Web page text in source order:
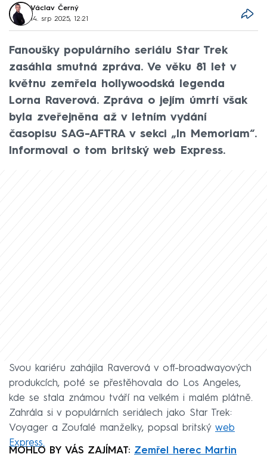
Václav Černý
14. srp 2025, 12:21
Fanoušky populárního seriálu Star Trek
zasáhla smutná zpráva. Ve věku 81 let v
květnu zemřela hollywoodská legenda
Lorna Raverová. Zpráva o jejím úmrtí však
byla zveřejněna až v letním vydání
časopisu SAG-AFTRA v sekci „In Memoriam“.
Informoval o tom britský web Express.
Svou kariéru zahájila Raverová v off-broadwayových
produkcích, poté se přestěhovala do Los Angeles,
kde se stala známou tváří na velkém i malém plátně.
Zahrála si v populárních seriálech jako Star Trek:
Voyager a Zoufalé manželky, popsal britský web
Express.
MOHLO BY VÁS ZAJÍMAT: Zemřel herec Martin